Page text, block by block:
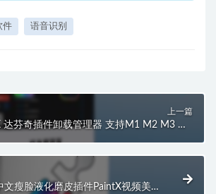
件 语音识别
上一篇
达芬奇插件卸载管理器 支持M1 M2 M3 M4
文瘦脸液化磨皮插件PaintX视频美